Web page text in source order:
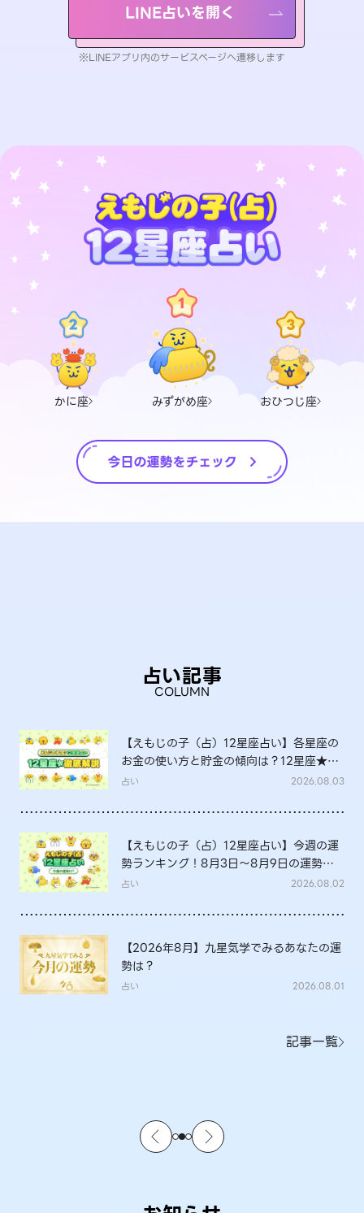
LINE占いを開く
※LINEアプリ内のサービスページへ遷移します
かに座 みずがめ座 おひつじ座
占い記事
COLUMN
【えもじの子（占）12星座占い】各星座の
お金の使い方と貯金の傾向は？12星座★徹
底解説
占い 2026.08.03
【えもじの子（占）12星座占い】今週の運
勢ランキング！8月3日～8月9日の運勢
は？
占い 2026.08.02
【2026年8月】九星気学でみるあなたの運
勢は？
占い 2026.08.01
記事一覧